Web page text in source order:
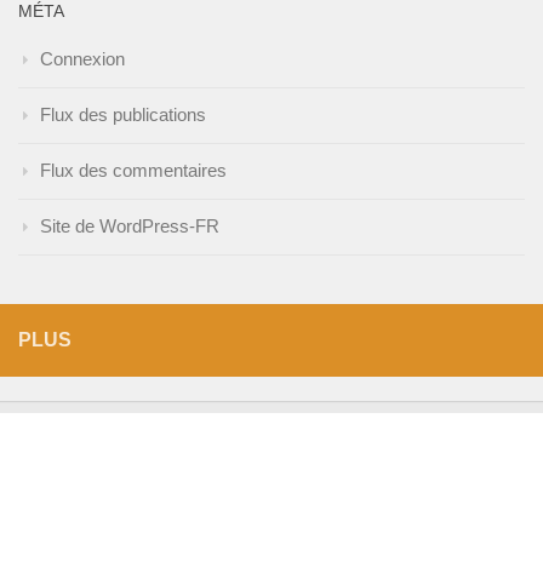
MÉTA
Connexion
Flux des publications
Flux des commentaires
Site de WordPress-FR
PLUS